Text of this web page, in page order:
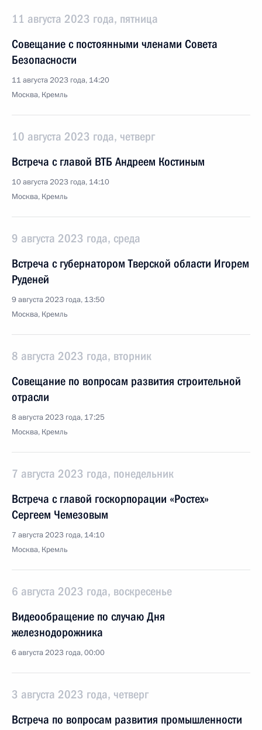
11 августа 2023 года, пятница
Совещание с постоянными членами Совета
Безопасности
11 августа 2023 года, 14:20
Москва, Кремль
10 августа 2023 года, четверг
Встреча с главой ВТБ Андреем Костиным
10 августа 2023 года, 14:10
Москва, Кремль
9 августа 2023 года, среда
Встреча с губернатором Тверской области Игорем
Руденей
9 августа 2023 года, 13:50
Москва, Кремль
8 августа 2023 года, вторник
Совещание по вопросам развития строительной
отрасли
8 августа 2023 года, 17:25
Москва, Кремль
7 августа 2023 года, понедельник
Встреча с главой госкорпорации «Ростех»
Сергеем Чемезовым
7 августа 2023 года, 14:10
Москва, Кремль
6 августа 2023 года, воскресенье
Видеообращение по случаю Дня
железнодорожника
6 августа 2023 года, 00:00
3 августа 2023 года, четверг
Встреча по вопросам развития промышленности